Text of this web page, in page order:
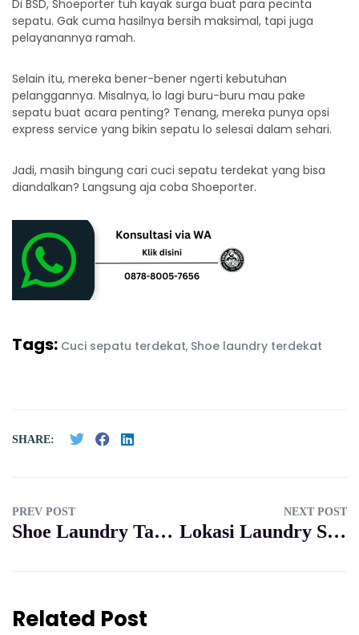
Di BSD, Shoeporter tuh kayak surga buat para pecinta
sepatu. Gak cuma hasilnya bersih maksimal, tapi juga
pelayanannya ramah.
Selain itu, mereka bener-bener ngerti kebutuhan
pelanggannya. Misalnya, lo lagi buru-buru mau pake
sepatu buat acara penting? Tenang, mereka punya opsi
express service yang bikin sepatu lo selesai dalam sehari.
Jadi, masih bingung cari cuci sepatu terdekat yang bisa
diandalkan? Langsung aja coba Shoeporter.
Tags: Cuci sepatu terdekat, Shoe laundry terdekat
SHARE:
PREV POST
Shoe Laundry Tangerang Terbaik, Harganya Gak Bikin Kantong Ngambek
NEXT POST
Lokasi Laundry Sepatu Terdekat Bintaro yang Hasilnya Kaya Baru
Related Post